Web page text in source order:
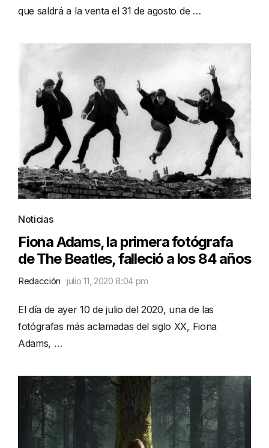
que saldrá a la venta el 31 de agosto de …
Noticias
Fiona Adams, la primera fotógrafa
de The Beatles, falleció a los 84 años
Redacción julio 11, 2020 8:04 pm
El día de ayer 10 de julio del 2020, una de las
fotógrafas más aclamadas del siglo XX, Fiona
Adams, …